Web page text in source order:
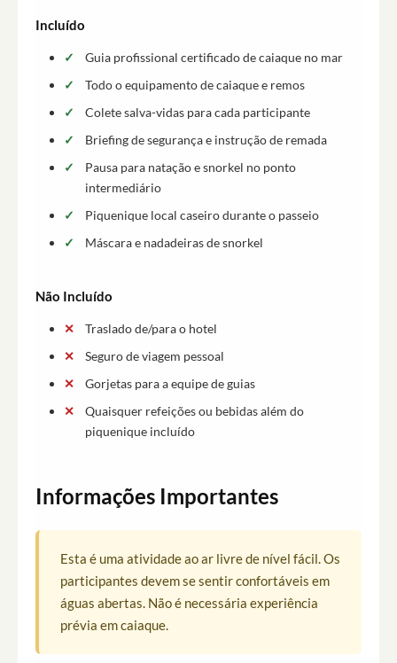
Incluído
Guia profissional certificado de caiaque no mar
Todo o equipamento de caiaque e remos
Colete salva-vidas para cada participante
Briefing de segurança e instrução de remada
Pausa para natação e snorkel no ponto
intermediário
Piquenique local caseiro durante o passeio
Máscara e nadadeiras de snorkel
Não Incluído
Traslado de/para o hotel
Seguro de viagem pessoal
Gorjetas para a equipe de guias
Quaisquer refeições ou bebidas além do
piquenique incluído
Informações Importantes
Esta é uma atividade ao ar livre de nível fácil. Os
participantes devem se sentir confortáveis em
águas abertas. Não é necessária experiência
prévia em caiaque.